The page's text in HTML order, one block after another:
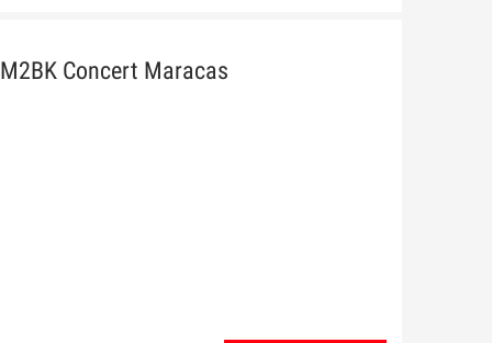
Concert Maracas